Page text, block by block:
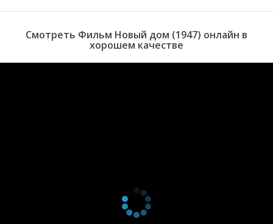
Смотреть Фильм Новый дом (1947) онлайн в
хорошем качестве